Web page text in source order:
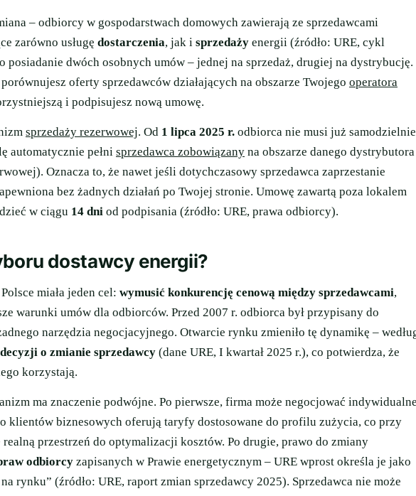
– odbiorcy w gospodarstwach domowych zawierają ze sprzedawcami
zarówno usługę dostarczenia, jak i sprzedaży energii (źródło: URE, cykl
dwóch osobnych umów – jednej na sprzedaż, drugiej na dystrybucję.
oferty sprzedawców działających na obszarze Twojego operatora
i podpisujesz nową umowę.
sprzedaży rezerwowej. Od 1 lipca 2025 r. odbiorca nie musi już samodzielnie
automatycznie pełni sprzedawca zobowiązany na obszarze danego dystrybutora
Oznacza to, że nawet jeśli dotychczasowy sprzedawca zaprzestanie
bez żadnych działań po Twojej stronie. Umowę zawartą poza lokalem
w ciągu 14 dni od podpisania (źródło: URE, prawa odbiorcy).
dostawcy energii?
miała jeden cel: wymusić konkurencję cenową między sprzedawcami,
warunki umów dla odbiorców. Przed 2007 r. odbiorca był przypisany do
narzędzia negocjacyjnego. Otwarcie rynku zmieniło tę dynamikę –
o zmianie sprzedawcy (dane URE, I kwartał 2025 r.), co potwierdza, że
korzystają.
ma znaczenie podwójne. Po pierwsze, firma może negocjować
klientów biznesowych oferują taryfy dostosowane do profilu zużycia, co przy
realną przestrzeń do optymalizacji kosztów. Po drugie, prawo do zmiany
odbiorcy zapisanych w Prawie energetycznym – URE wprost określa je jako
rynku” (źródło: URE, raport zmian sprzedawcy 2025). Sprzedawca nie może